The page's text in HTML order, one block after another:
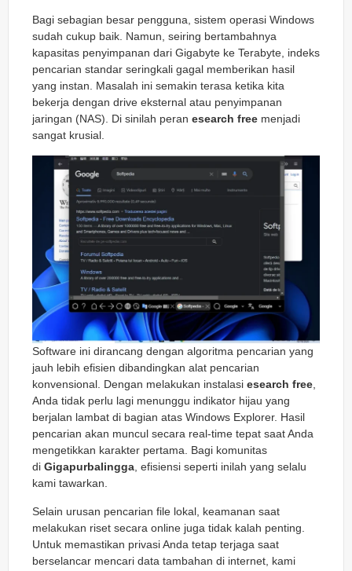
Bagi sebagian besar pengguna, sistem operasi Windows
sudah cukup baik. Namun, seiring bertambahnya
kapasitas penyimpanan dari Gigabyte ke Terabyte, indeks
pencarian standar seringkali gagal memberikan hasil
yang instan. Masalah ini semakin terasa ketika kita
bekerja dengan drive eksternal atau penyimpanan
jaringan (NAS). Di sinilah peran esearch free menjadi
sangat krusial.
Software ini dirancang dengan algoritma pencarian yang
jauh lebih efisien dibandingkan alat pencarian
konvensional. Dengan melakukan instalasi esearch free,
Anda tidak perlu lagi menunggu indikator hijau yang
berjalan lambat di bagian atas Windows Explorer. Hasil
pencarian akan muncul secara real-time tepat saat Anda
mengetikkan karakter pertama. Bagi komunitas
di Gigapurbalingga, efisiensi seperti inilah yang selalu
kami tawarkan.
Selain urusan pencarian file lokal, keamanan saat
melakukan riset secara online juga tidak kalah penting.
Untuk memastikan privasi Anda tetap terjaga saat
berselancar mencari data tambahan di internet, kami